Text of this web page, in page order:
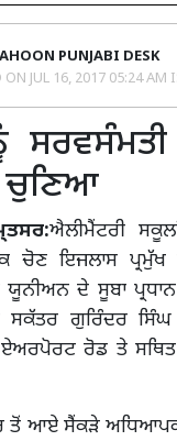
PUNJABI DESK
ON JUL 16, 2017 05:24 AM
ਚੁਣਿਆ
ਐਲੀਮੈਂਟਰੀ
ਚੋਣ ਇਜਲਾਸ ਪ੍ਰਮੁੱਖ
ਦੇ ਸੂਬਾ
ਗੁਰਿੰਦਰ ਸਿੰਘ
ਰੋਡ ਤੇ ਸਥਿਤ
ਤੋਂ ਆਏ ਸੈਂਕੜੇ